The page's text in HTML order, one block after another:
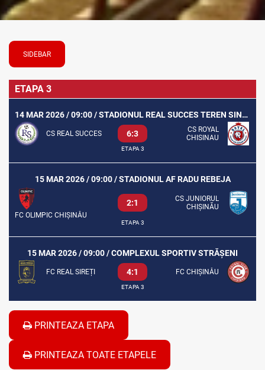
SIDEBAR
ETAPA 3
14 MAR 2026 / 09:00 / STADIONUL REAL SUCCES TEREN SINTETIC
CS REAL SUCCES 6:3
CS ROYAL
CHISINAU
ETAPA 3
15 MAR 2026 / 09:00 / STADIONUL AF RADU REBEJA
FC OLIMPIC CHIȘINĂU
2:1
CS JUNIORUL
CHIȘINĂU
ETAPA 3
15 MAR 2026 / 09:00 / COMPLEXUL SPORTIV STRĂȘENI
FC REAL SIREȚI 4:1 FC CHIȘINĂU
ETAPA 3
PRINTEAZA ETAPA
PRINTEAZA TOATE ETAPELE